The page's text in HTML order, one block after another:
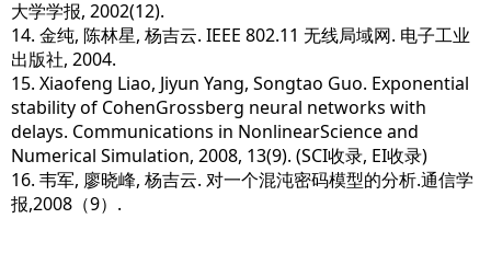
大学学报, 2002(12).
14. 金纯, 陈林星, 杨吉云. IEEE 802.11 无线局域网. 电子工业
出版社, 2004.
15. Xiaofeng Liao, Jiyun Yang, Songtao Guo. Exponential
stability of CohenGrossberg neural networks with
delays. Communications in NonlinearScience and
Numerical Simulation, 2008, 13(9). (SCI收录, EI收录)
16. 韦军, 廖晓峰, 杨吉云. 对一个混沌密码模型的分析.通信学
报,2008（9）.